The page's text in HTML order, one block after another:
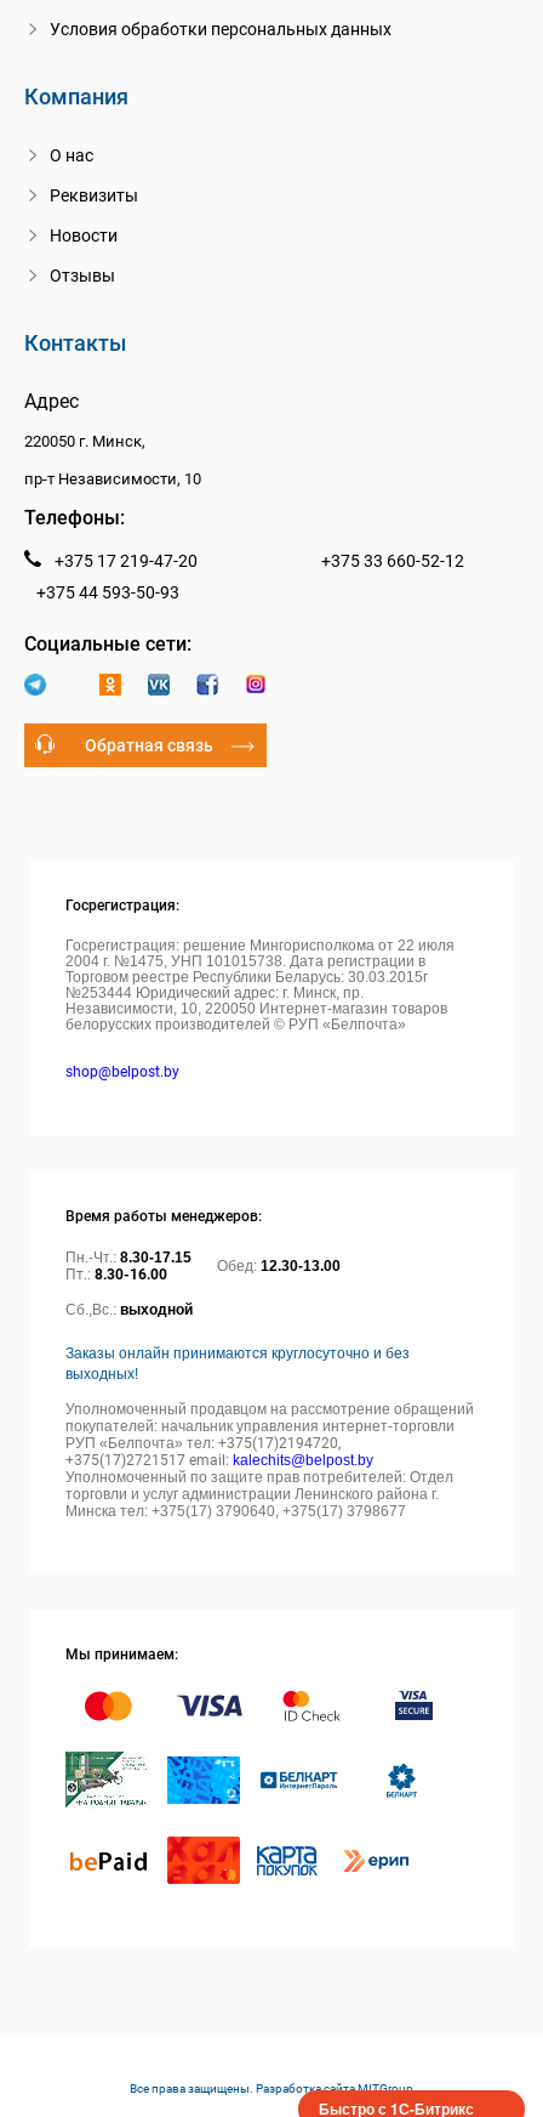
Условия обработки персональных данных
Компания
О нас
Реквизиты
Новости
Отзывы
Контакты
Адрес
220050 г. Минск,
пр-т Независимости, 10
Телефоны:
+375 17 219-47-20
+375 33 660-52-12
+375 44 593-50-93
Социальные сети:
Обратная связь
Госрегистрация:
Госрегистрация: решение Мингорисполкома от 22 июля
2004 г. №1475, УНП 101015738. Дата регистрации в
Торговом реестре Республики Беларусь: 30.03.2015г
№253444 Юридический адрес: г. Минск, пр.
Независимости, 10, 220050 Интернет-магазин товаров
белорусских производителей © РУП «Белпочта»
shop@belpost.by
Время работы менеджеров:
Пн.-Чт.: 8.30-17.15
Пт.: 8.30-16.00 Обед: 12.30-13.00
Сб.,Вс.: выходной
Заказы онлайн принимаются круглосуточно и без
выходных!
Уполномоченный продавцом на рассмотрение обращений
покупателей: начальник управления интернет-торговли
РУП «Белпочта» тел: +375(17)2194720,
+375(17)2721517 email: kalechits@belpost.by
Уполномоченный по защите прав потребителей: Отдел
торговли и услуг администрации Ленинского района г.
Минска тел: +375(17) 3790640, +375(17) 3798677
Мы принимаем:
Все права защищены. Разработка сайтаMITGroup
Быстро с 1С-Битрикс